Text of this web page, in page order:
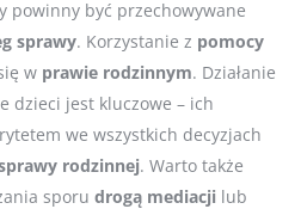
powinny być przechowywane
sprawy. Korzystanie z pomocy
w prawie rodzinnym. Działanie
dzieci jest kluczowe – ich
we wszystkich decyzjach
rodzinnej. Warto także
sporu drogą mediacji lub